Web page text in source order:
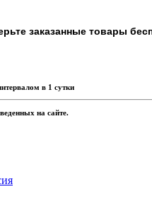
заказанные товары
в 1 сутки
на сайте.